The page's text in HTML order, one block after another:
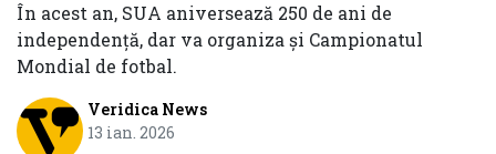
În acest an, SUA aniversează 250 de ani de
independenţă, dar va organiza şi Campionatul
Mondial de fotbal.
Veridica News
13 ian. 2026